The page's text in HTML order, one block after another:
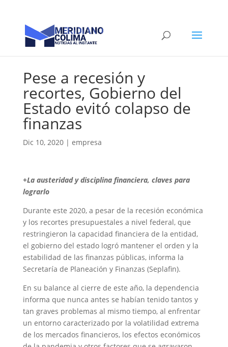
Pese a recesión y
recortes, Gobierno del
Estado evitó colapso de
finanzas
Dic 10, 2020| empresa
+La austeridad y disciplina financiera, claves para
lograrlo
Durante este 2020, a pesar de la recesión económica
y los recortes presupuestales a nivel federal, que
restringieron la capacidad financiera de la entidad,
el gobierno del estado logró mantener el orden y la
estabilidad de las finanzas públicas, informa la
Secretaría de Planeación y Finanzas (Seplafin).
En su balance al cierre de este año, la dependencia
informa que nunca antes se habían tenido tantos y
tan graves problemas al mismo tiempo, al enfrentar
un entorno caracterizado por la volatilidad extrema
de los mercados financieros, los efectos económicos